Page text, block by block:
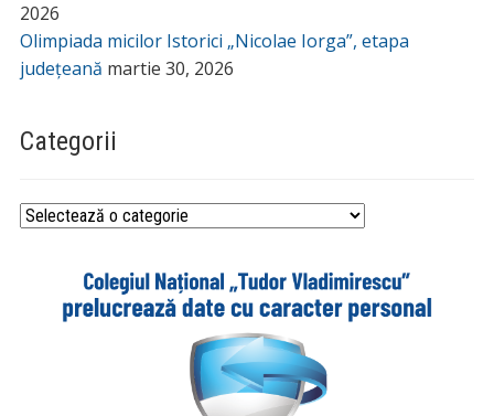
2026
Olimpiada micilor Istorici „Nicolae Iorga”, etapa
județeană martie 30, 2026
Categorii
Categorii